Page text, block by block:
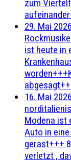
zum
29. Mai 2026
ist heute in
16. Mai 2026
Modena ist
Auto in
gerast+++
verletzt ,